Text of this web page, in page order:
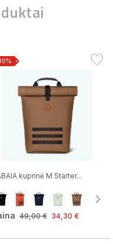
kuprinė M Starter...
49,00 € 34,30 €